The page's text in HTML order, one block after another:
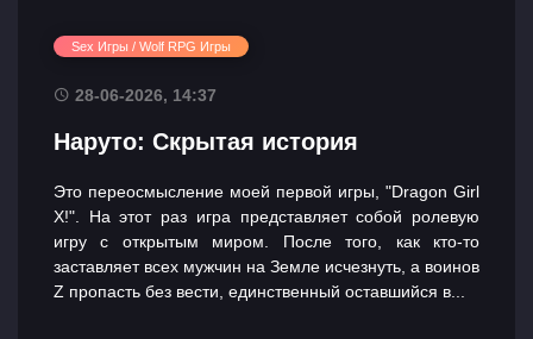
Sex Игры / Wolf RPG Игры
28-06-2026, 14:37
Наруто: Скрытая история
Это переосмысление моей первой игры, "Dragon Girl
X!". На этот раз игра представляет собой ролевую
игру с открытым миром. После того, как кто-то
заставляет всех мужчин на Земле исчезнуть, а воинов
Z пропасть без вести, единственный оставшийся в...